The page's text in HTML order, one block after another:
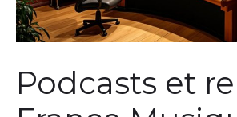
Podcasts et